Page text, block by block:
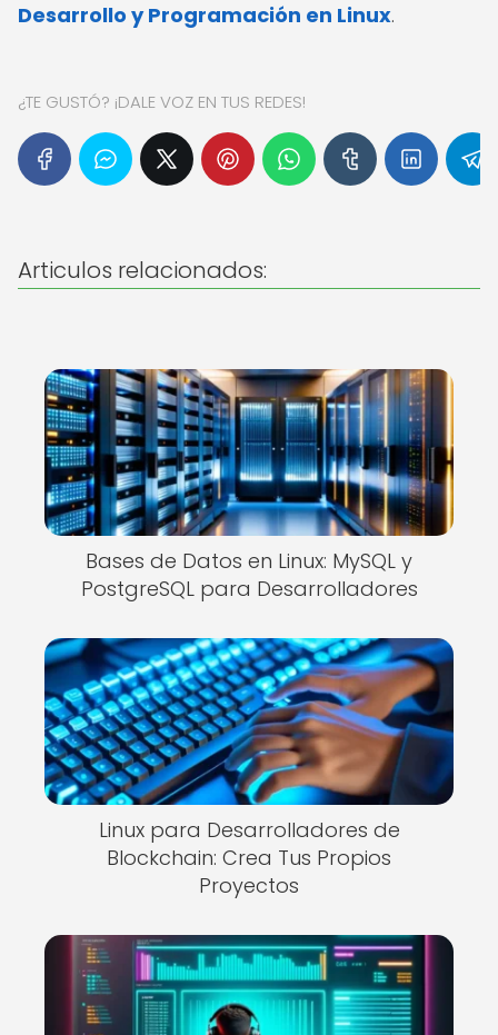
Desarrollo y Programación en Linux.
¿TE GUSTÓ? ¡DALE VOZ EN TUS REDES!
Articulos relacionados:
Bases de Datos en Linux: MySQL y
PostgreSQL para Desarrolladores
Linux para Desarrolladores de
Blockchain: Crea Tus Propios
Proyectos